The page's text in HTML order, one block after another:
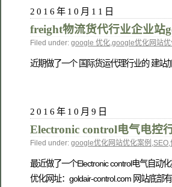
2016年10月11日
freight物流货代行业企业站
Filed under: google 优化,google优化网站优
近期做了一个 国际货运代理行业的 建站
2016年10月9日
Electronic control电气电控
Filed under: google优化网站优化案例 ,SEO,
最近做了一个Electronic control电气自动
优化网址：goldair-control.com 网站底部